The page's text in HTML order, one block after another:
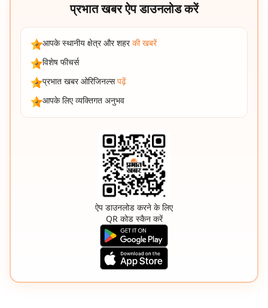
प्रभात खबर ऐप डाउनलोड करें
आपके स्थानीय क्षेत्र और शहर की खबरें
विशेष फीचर्स
प्रभात खबर ओरिजिनल्स पढ़ें
आपके लिए व्यक्तिगत अनुभव
ऐप डाउनलोड करने के लिए
QR कोड स्कैन करें